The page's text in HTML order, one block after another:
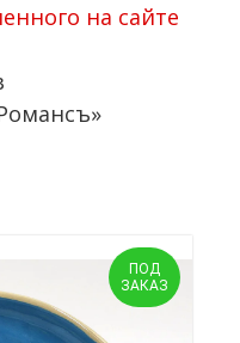
на сайте
ПОД
ЗАКАЗ